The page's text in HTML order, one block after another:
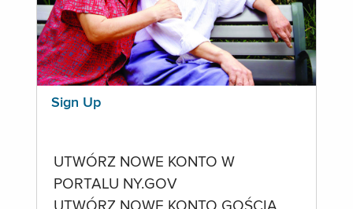
Sign Up
UTWÓRZ NOWE KONTO W
PORTALU NY.GOV